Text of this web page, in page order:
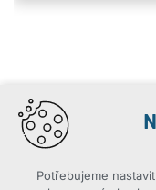
Potřebujeme